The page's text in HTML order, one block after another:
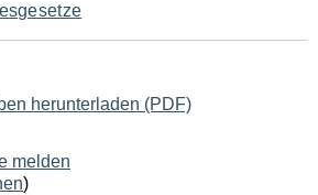
herunterladen (PDF)
melden
)